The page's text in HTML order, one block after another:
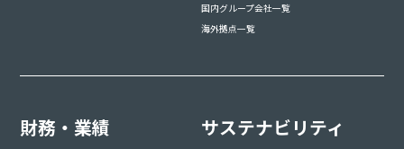
国内グループ会社一覧
海外拠点一覧
財務・業績 サステナビリティ